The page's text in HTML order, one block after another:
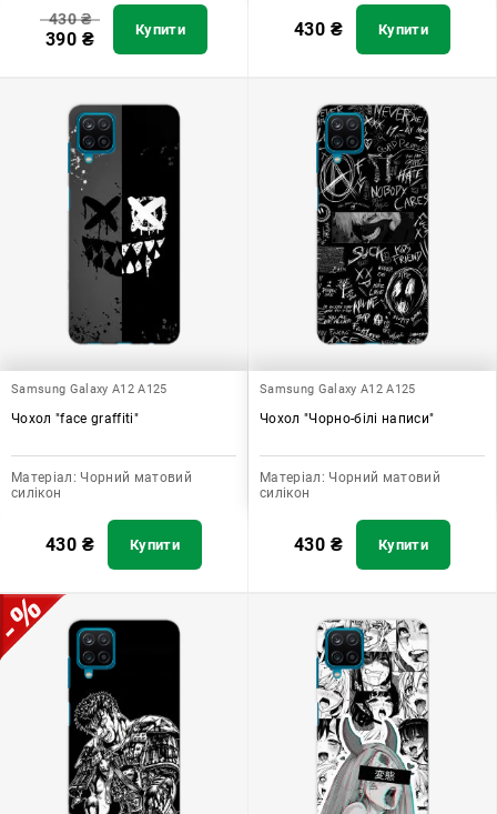
430₴
390 ₴ Купити 430 ₴ Купити
Samsung Galaxy A12 A125
Чохол "face graffiti"
Матеріал: Чорний матовий
силікон
430 ₴ Купити
Samsung Galaxy A12 A125
Чохол "Чорно-білі написи"
Матеріал: Чорний матовий
силікон
430 ₴ Купити